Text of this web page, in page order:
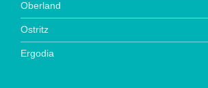
Oberland
Ostritz
Ergodia